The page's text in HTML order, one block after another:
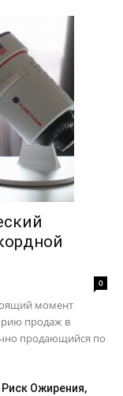
0
момент
продаж в
продающийся по
Ожирения,